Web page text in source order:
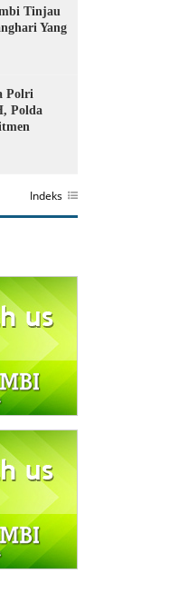
Tinjau
Yang
Polri
Polda
Indeks